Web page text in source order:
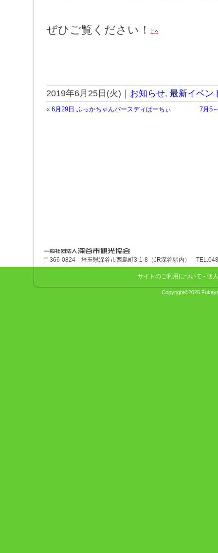
ぜひご覧ください！
2019年6月25日(火)｜ お知らせ, 最新イベン
« 6月29日 ふっかちゃんバースディぱーちぃ 7月5
深谷市観光協会
〒366-0824 埼玉県深谷市西島町3-1-8（JR深谷駅内）
サイトのご利用について - 個
Copyright©2026